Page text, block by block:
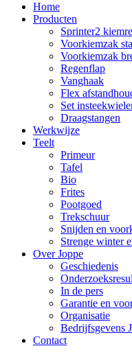
Home
Producten
Sprinter2
Voorkiemzak
Voorkiemzak
Regenflap
Vanghaak
Flex
Set
Draagstangen
Werkwijze
Teelt
Primeur
Tafel
Bio
Frites
Pootgoed
Trekschuur
Snijden en
Strenge winter
Over Joppe
Geschiedenis
In de pers
Garantie en
Organisatie
Bedrijfsgevens
Contact